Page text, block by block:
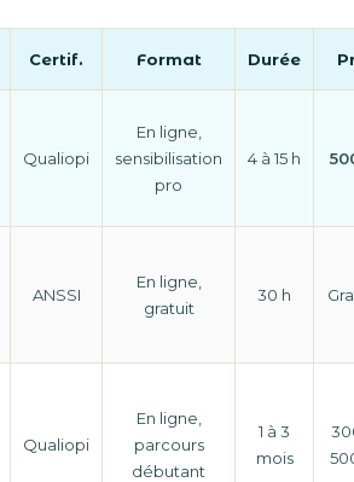
Certif. Format Durée
Qualiopi
En ligne,
sensibilisation
pro
4 à 15 h
ANSSI
En ligne,
gratuit
30 h
Qualiopi
En ligne,
parcours
débutant
1 à 3
mois